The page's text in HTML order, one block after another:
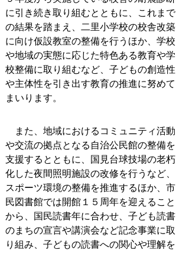
に引き続き取り組むとともに、これまで
の結果を踏まえ、二里小学校の校舎改築
に向け仮設教室の整備を行うほか、学校
や地域の実態に応じた特色ある教育や学
校整備に取り組むなど、子どもの創造性
や主体性を引き出す教育の推進に努めて
まいります。
また、地域におけるコミュニティ活動
や交流の拠点となる自治公民館の整備を
支援するとともに、国見台球技場の老朽
化した夜間照明施設の改修を行うなど、
スポーツ環境の整備を推進するほか、市
民図書館では開館１５周年を迎えること
から、国民読書年に合わせ、子ども読書
のまちの宣言や講演会など記念事業に取
り組み、子どもの読書への関心や理解を